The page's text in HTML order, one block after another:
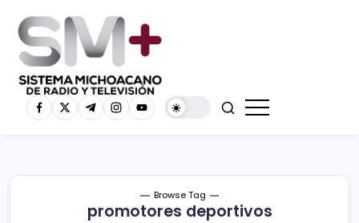
Browse Tag
promotores deportivos